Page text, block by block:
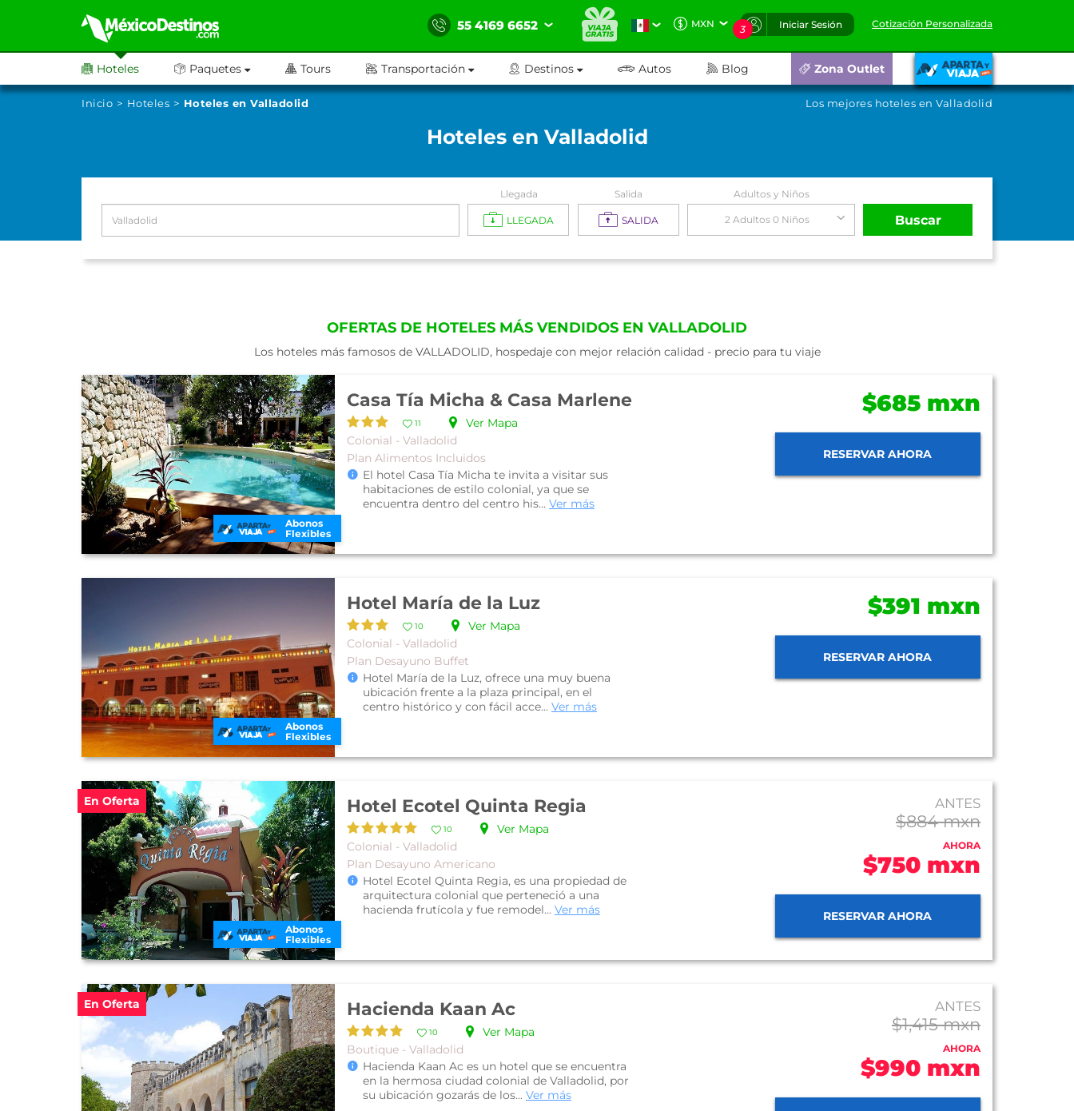
55 4169 6652 MXN 3 Iniciar Sesión Cotización Personalizada
Hoteles Paquetes Tours Transportación Destinos Autos Blog Zona Outlet
Inicio Hoteles Hoteles en Valladolid Los mejores hoteles en Valladolid
Hoteles en Valladolid
Llegada
LLEGADA
Salida
SALIDA
Adultos y Niños
2 Adultos 0 Niños Buscar
OFERTAS DE HOTELES MÁS VENDIDOS EN VALLADOLID
Los hoteles más famosos de VALLADOLID, hospedaje con mejor relación calidad - precio para tu viaje
Abonos
Flexibles
Casa Tía Micha & Casa Marlene
11
Ver Mapa
Colonial - Valladolid
Plan Alimentos Incluidos
El hotel Casa Tía Micha te invita a visitar sus
habitaciones de estilo colonial, ya que se
encuentra dentro del centro his... Ver más
$685 mxn
RESERVAR AHORA
Abonos
Flexibles
Hotel María de la Luz
10
Ver Mapa
Colonial - Valladolid
Plan Desayuno Buffet
Hotel María de la Luz, ofrece una muy buena
ubicación frente a la plaza principal, en el
centro histórico y con fácil acce... Ver más
$391 mxn
RESERVAR AHORA
En Oferta
Abonos
Flexibles
Hotel Ecotel Quinta Regia
10
Ver Mapa
Colonial - Valladolid
Plan Desayuno Americano
Hotel Ecotel Quinta Regia, es una propiedad de
arquitectura colonial que perteneció a una
hacienda frutícola y fue remodel... Ver más
ANTES
$884 mxn
AHORA
$750 mxn
RESERVAR AHORA
En Oferta Hacienda Kaan Ac
10
Ver Mapa
Boutique - Valladolid
Hacienda Kaan Ac es un hotel que se encuentra
en la hermosa ciudad colonial de Valladolid, por
su ubicación gozarás de los... Ver más
ANTES
$1,415 mxn
AHORA
$990 mxn